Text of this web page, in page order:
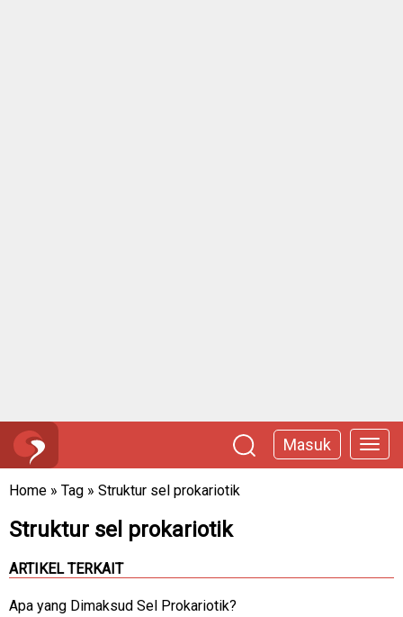
Masuk
Home » Tag » Struktur sel prokariotik
Struktur sel prokariotik
ARTIKEL TERKAIT
Apa yang Dimaksud Sel Prokariotik?